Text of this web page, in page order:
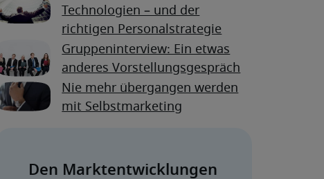
Technologien – und der
richtigen Personalstrategie
Gruppeninterview: Ein etwas
anderes Vorstellungsgespräch
Nie mehr übergangen werden
mit Selbstmarketing